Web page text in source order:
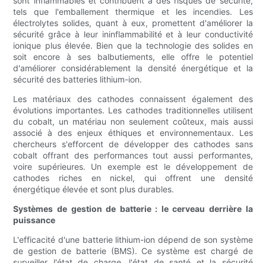
tels que l'emballement thermique et les incendies. Les
électrolytes solides, quant à eux, promettent d'améliorer la
sécurité grâce à leur ininflammabilité et à leur conductivité
ionique plus élevée. Bien que la technologie des solides en
soit encore à ses balbutiements, elle offre le potentiel
d'améliorer considérablement la densité énergétique et la
sécurité des batteries lithium-ion.
Les matériaux des cathodes connaissent également des
évolutions importantes. Les cathodes traditionnelles utilisent
du cobalt, un matériau non seulement coûteux, mais aussi
associé à des enjeux éthiques et environnementaux. Les
chercheurs s'efforcent de développer des cathodes sans
cobalt offrant des performances tout aussi performantes,
voire supérieures. Un exemple est le développement de
cathodes riches en nickel, qui offrent une densité
énergétique élevée et sont plus durables.
Systèmes de gestion de batterie : le cerveau derrière la
puissance
L'efficacité d'une batterie lithium-ion dépend de son système
de gestion de batterie (BMS). Ce système est chargé de